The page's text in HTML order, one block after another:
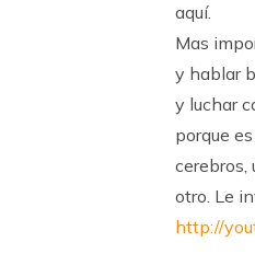
aquí.
Mas
y hablar
y luchar
porque
cerebros,
otro. Le
http://